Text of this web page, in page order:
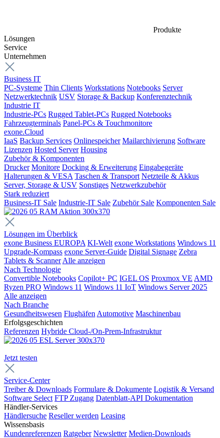
Produkte
Lösungen
Service
Unternehmen
Business IT
PC-Systeme Thin Clients Workstations Notebooks Server
Netzwerktechnik USV Storage & Backup Konferenztechnik
Industrie IT
Industrie-PCs Rugged Tablet-PCs Rugged Notebooks
Fahrzeugterminals Panel-PCs & Touchmonitore
exone.Cloud
IaaS Backup Services Onlinespeicher Mailarchivierung Software
Lizenzen Hosted Server Housing
Zubehör & Komponenten
Drucker Monitore Docking & Erweiterung Eingabegeräte
Halterungen & VESA Taschen & Transport Netzteile & Akkus
Server, Storage & USV Sonstiges Netzwerkzubehör
Stark reduziert
Business-IT Sale Industrie-IT Sale Zubehör Sale Komponenten Sale
Lösungen im Überblick
exone Business EUROPA KI-Welt exone Workstations Windows 11
Upgrade-Kompass exone Server-Guide Digital Signage Zebra
Tablets & Scanner Alle anzeigen
Nach Technologie
Convertible Notebooks Copilot+ PC IGEL OS Proxmox VE AMD
Ryzen PRO Windows 11 Windows 11 IoT Windows Server 2025
Alle anzeigen
Nach Branche
Gesundheitswesen Flughäfen Automotive Maschinenbau
Erfolgsgeschichten
Referenzen Hybride Cloud-/On-Prem-Infrastruktur
Jetzt testen
Service-Center
Treiber & Downloads Formulare & Dokumente Logistik & Versand
Software Select FTP Zugang Datenblatt-API Dokumentation
Händler-Services
Händlersuche Reseller werden Leasing
Wissensbasis
Kundenreferenzen Ratgeber Newsletter Medien-Downloads